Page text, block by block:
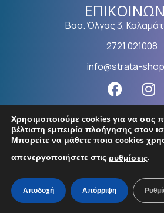
Βασ. Όλγας 3,
2721 021008
info@strata-
© ΚΑΤΑΣΚΕΥΉ ESHOP ΚΑΛΑΜΆΤΑ
Shop Wishlist
Χρησιμοποιούμε cookies για να σας
βέλτιστη εμπειρία πλοήγησης στον
Μπορείτε να μάθετε ποια cookies
απενεργοποιήσετε στις ρυθμίσεις.
Αποδοχή Απόρριψη